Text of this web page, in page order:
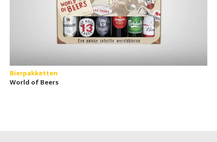
Bierpakketten
World of Beers